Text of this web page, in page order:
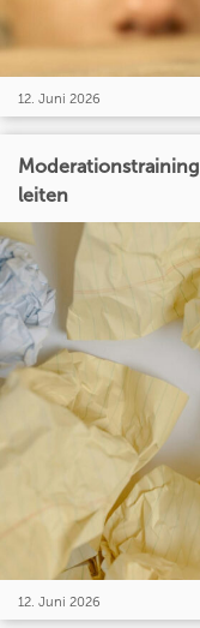
12. Juni 2026
leiten
12. Juni 2026